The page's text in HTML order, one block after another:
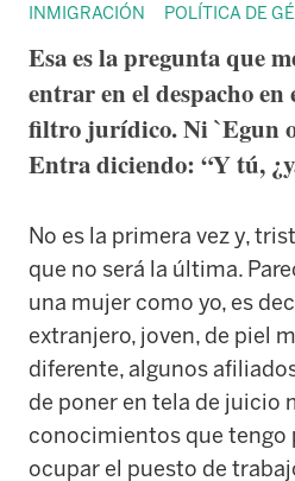
INMIGRACIÓN POLÍTICA DE
Esa es la pregunta que
entrar en el despacho en
filtro jurídico. Ni `Egun
Entra diciendo: “Y tú,
No es la primera vez y,
que no será la última.
una mujer como yo, es
extranjero, joven, de piel
diferente, algunos
de poner en tela de juicio
conocimientos que tengo
ocupar el puesto de